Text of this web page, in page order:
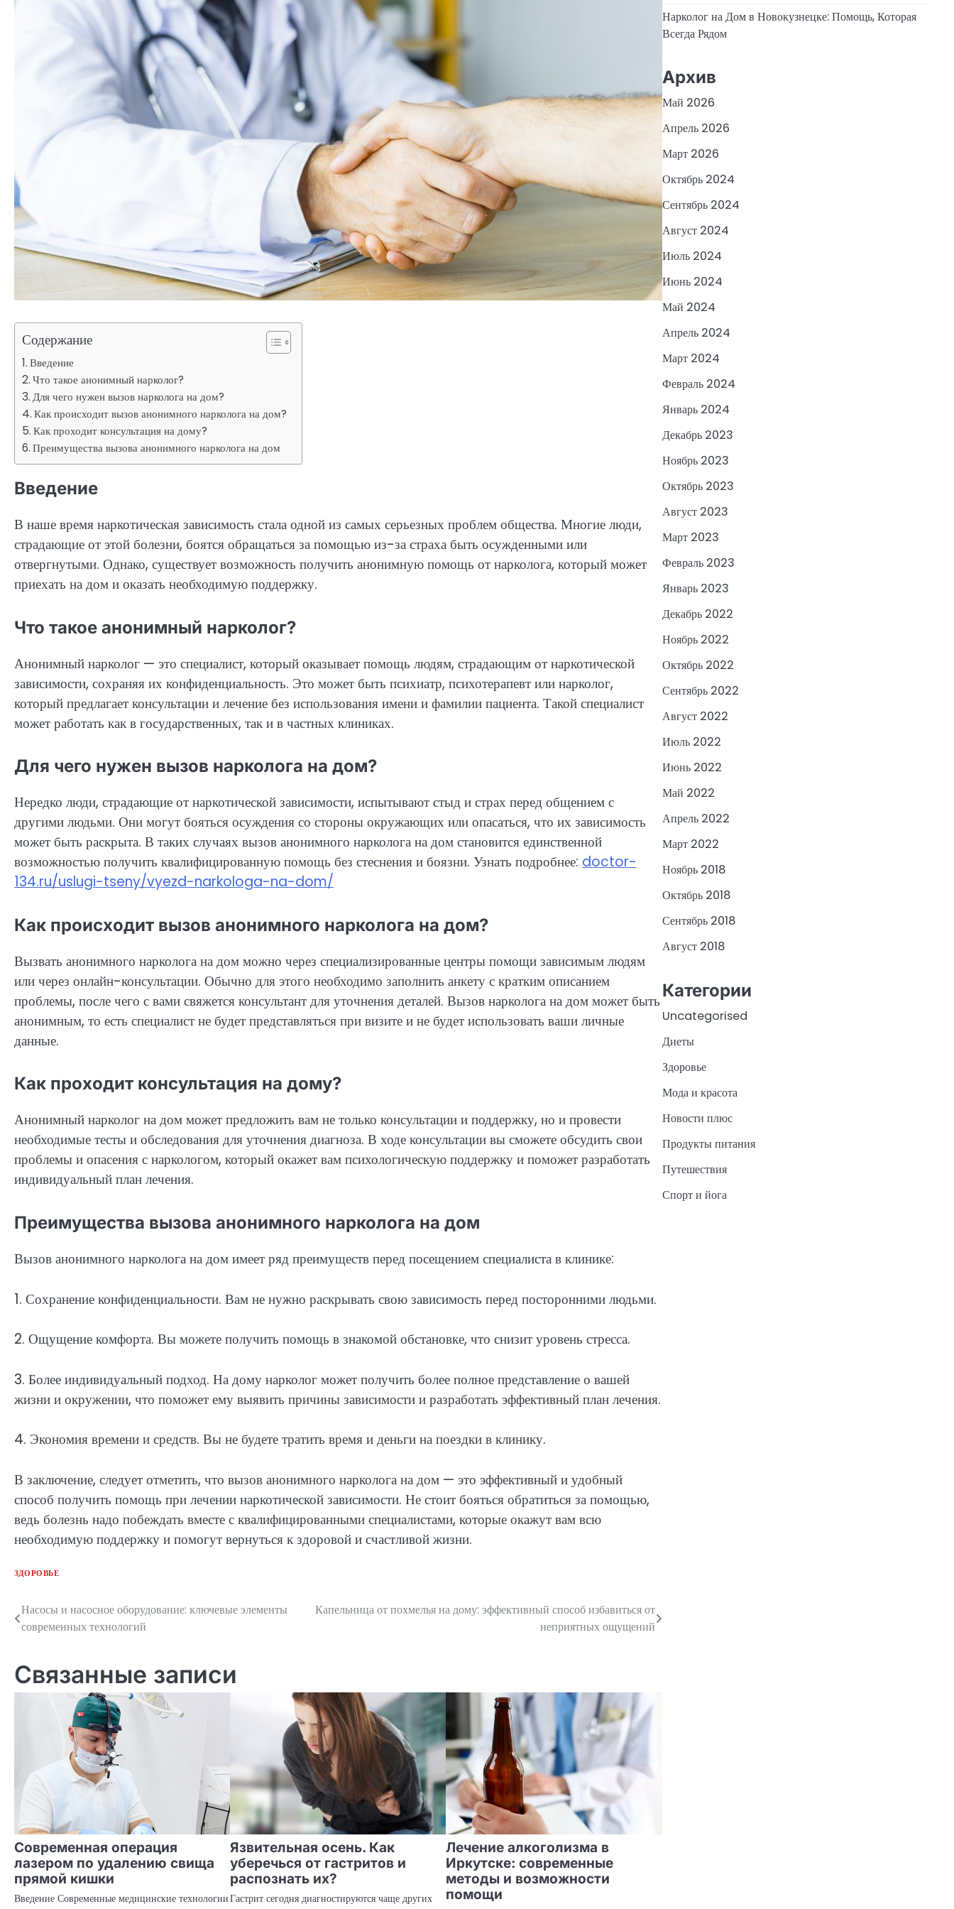
Содержание
Введение
Что такое анонимный нарколог?
Для чего нужен вызов нарколога на дом?
Как происходит вызов анонимного нарколога на дом?
Как проходит консультация на дому?
Преимущества вызова анонимного нарколога на дом
Введение
В наше время наркотическая зависимость стала одной из самых серьезных проблем общества. Многие люди,
страдающие от этой болезни, боятся обращаться за помощью из-за страха быть осужденными или
отвергнутыми. Однако, существует возможность получить анонимную помощь от нарколога, который может
приехать на дом и оказать необходимую поддержку.
Что такое анонимный нарколог?
Анонимный нарколог — это специалист, который оказывает помощь людям, страдающим от наркотической
зависимости, сохраняя их конфиденциальность. Это может быть психиатр, психотерапевт или нарколог,
который предлагает консультации и лечение без использования имени и фамилии пациента. Такой специалист
может работать как в государственных, так и в частных клиниках.
Для чего нужен вызов нарколога на дом?
Нередко люди, страдающие от наркотической зависимости, испытывают стыд и страх перед общением с
другими людьми. Они могут бояться осуждения со стороны окружающих или опасаться, что их зависимость
может быть раскрыта. В таких случаях вызов анонимного нарколога на дом становится единственной
возможностью получить квалифицированную помощь без стеснения и боязни. Узнать подробнее: doctor-
134.ru/uslugi-tseny/vyezd-narkologa-na-dom/
Как происходит вызов анонимного нарколога на дом?
Вызвать анонимного нарколога на дом можно через специализированные центры помощи зависимым людям
или через онлайн-консультации. Обычно для этого необходимо заполнить анкету с кратким описанием
проблемы, после чего с вами свяжется консультант для уточнения деталей. Вызов нарколога на дом может быть
анонимным, то есть специалист не будет представляться при визите и не будет использовать ваши личные
данные.
Как проходит консультация на дому?
Анонимный нарколог на дом может предложить вам не только консультации и поддержку, но и провести
необходимые тесты и обследования для уточнения диагноза. В ходе консультации вы сможете обсудить свои
проблемы и опасения с наркологом, который окажет вам психологическую поддержку и поможет разработать
индивидуальный план лечения.
Преимущества вызова анонимного нарколога на дом
Вызов анонимного нарколога на дом имеет ряд преимуществ перед посещением специалиста в клинике:
1. Сохранение конфиденциальности. Вам не нужно раскрывать свою зависимость перед посторонними людьми.
2. Ощущение комфорта. Вы можете получить помощь в знакомой обстановке, что снизит уровень стресса.
3. Более индивидуальный подход. На дому нарколог может получить более полное представление о вашей
жизни и окружении, что поможет ему выявить причины зависимости и разработать эффективный план лечения.
4. Экономия времени и средств. Вы не будете тратить время и деньги на поездки в клинику.
В заключение, следует отметить, что вызов анонимного нарколога на дом — это эффективный и удобный
способ получить помощь при лечении наркотической зависимости. Не стоит бояться обратиться за помощью,
ведь болезнь надо побеждать вместе с квалифицированными специалистами, которые окажут вам всю
необходимую поддержку и помогут вернуться к здоровой и счастливой жизни.
ЗДОРОВЬЕ
Навигация
записям
Насосы и насосное оборудование: ключевые элементы
современных технологий
Капельница от похмелья на дому: эффективный способ избавиться от
неприятных ощущений
Связанные записи
Современная операция
лазером по удалению свища
прямой кишки
Введение Современные медицинские технологии
Язвительная осень. Как
уберечься от гастритов и
распознать их?
Гастрит сегодня диагностируются чаще других
Лечение алкоголизма в
Иркутске: современные
методы и возможности
помощи
Нарколог на Дом в Новокузнецке: Помощь, Которая
Всегда Рядом
Архив
Май 2026
Апрель 2026
Март 2026
Октябрь 2024
Сентябрь 2024
Август 2024
Июль 2024
Июнь 2024
Май 2024
Апрель 2024
Март 2024
Февраль 2024
Январь 2024
Декабрь 2023
Ноябрь 2023
Октябрь 2023
Август 2023
Март 2023
Февраль 2023
Январь 2023
Декабрь 2022
Ноябрь 2022
Октябрь 2022
Сентябрь 2022
Август 2022
Июль 2022
Июнь 2022
Май 2022
Апрель 2022
Март 2022
Ноябрь 2018
Октябрь 2018
Сентябрь 2018
Август 2018
Категории
Uncategorised
Диеты
Здоровье
Мода и красота
Новости плюс
Продукты питания
Путешествия
Спорт и йога